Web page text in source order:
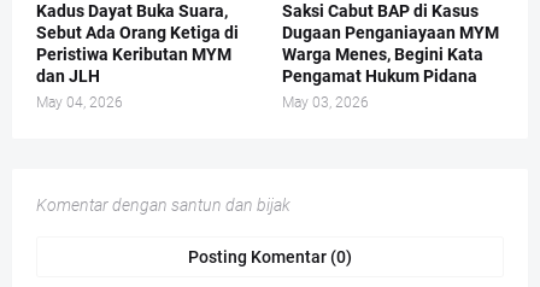
Kadus Dayat Buka Suara,
Sebut Ada Orang Ketiga di
Peristiwa Keributan MYM
dan JLH
May 04, 2026
Saksi Cabut BAP di Kasus
Dugaan Penganiayaan MYM
Warga Menes, Begini Kata
Pengamat Hukum Pidana
May 03, 2026
Komentar dengan santun dan bijak
Posting Komentar (0)